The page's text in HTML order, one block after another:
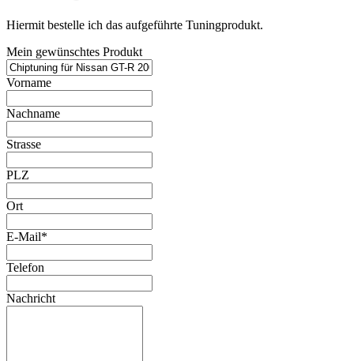
Hiermit bestelle ich das aufgeführte Tuningprodukt.
Mein gewünschtes Produkt
Vorname
Nachname
Strasse
PLZ
Ort
E-Mail*
Telefon
Nachricht